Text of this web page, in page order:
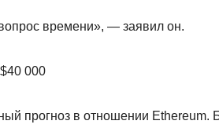
времени», — заявил он.
000
прогноз в отношении Ethereum.